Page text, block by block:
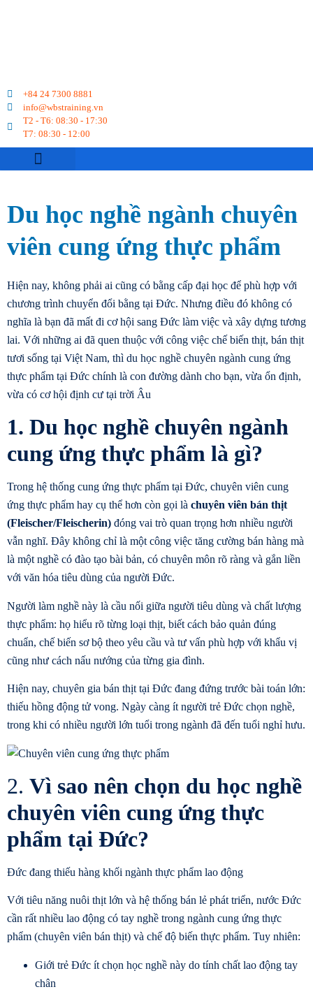
+84 24 7300 8881
info@wbstraining.vn
T2 - T6: 08:30 - 17:30
T7: 08:30 - 12:00
Du học nghề ngành chuyên
viên cung ứng thực phẩm
Hiện nay, không phải ai cũng có bằng cấp đại học để phù hợp với
chương trình chuyển đổi bằng tại Đức. Nhưng điều đó không có
nghĩa là bạn đã mất đi cơ hội sang Đức làm việc và xây dựng tương
lai. Với những ai đã quen thuộc với công việc chế biến thịt, bán thịt
tươi sống tại Việt Nam, thì du học nghề chuyên ngành cung ứng
thực phẩm tại Đức chính là con đường dành cho bạn, vừa ổn định,
vừa có cơ hội định cư tại trời Âu
1. Du học nghề chuyên ngành
cung ứng thực phẩm là gì?
Trong hệ thống cung ứng thực phẩm tại Đức, chuyên viên cung
ứng thực phẩm hay cụ thể hơn còn gọi là chuyên viên bán thịt
(Fleischer/Fleischerin) đóng vai trò quan trọng hơn nhiều người
vẫn nghĩ. Đây không chỉ là một công việc tăng cường bán hàng mà
là một nghề có đào tạo bài bản, có chuyên môn rõ ràng và gắn liền
với văn hóa tiêu dùng của người Đức.
Người làm nghề này là cầu nối giữa người tiêu dùng và chất lượng
thực phẩm: họ hiểu rõ từng loại thịt, biết cách bảo quản đúng
chuẩn, chế biến sơ bộ theo yêu cầu và tư vấn phù hợp với khẩu vị
cũng như cách nấu nướng của từng gia đình.
Hiện nay, chuyên gia bán thịt tại Đức đang đứng trước bài toán lớn:
thiếu hồng động tử vong. Ngày càng ít người trẻ Đức chọn nghề,
trong khi có nhiều người lớn tuổi trong ngành đã đến tuổi nghỉ hưu.
2. Vì sao nên chọn du học nghề
chuyên viên cung ứng thực
phẩm tại Đức?
Đức đang thiếu hàng khối ngành thực phẩm lao động
Với tiêu năng nuôi thịt lớn và hệ thống bán lẻ phát triển, nước Đức
cần rất nhiều lao động có tay nghề trong ngành cung ứng thực
phẩm (chuyên viên bán thịt) và chế độ biến thực phẩm. Tuy nhiên:
Giới trẻ Đức ít chọn học nghề này do tính chất lao động tay
chân